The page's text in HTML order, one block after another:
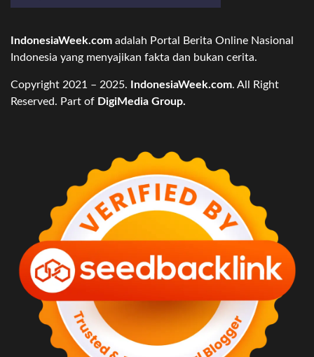
IndonesiaWeek.com adalah Portal Berita Online Nasional
Indonesia yang menyajikan fakta dan bukan cerita.
Copyright 2021 – 2025. IndonesiaWeek.com. All Right
Reserved. Part of DigiMedia Group.